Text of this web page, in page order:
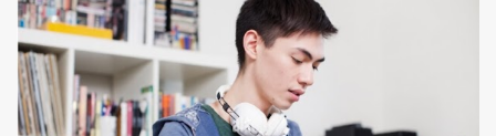
ellos se puedan guiar con esta explicación. Los datos esenciales
para una portada para presentar un trabajo escrito a mano o
impreso son los siguientes y en este orden: Nombre de la escuela o
del instituto (Es muy importante este dato) Título del trabajo
(Puede ser: Ensayo sobre la lectura, o Informe de computación)